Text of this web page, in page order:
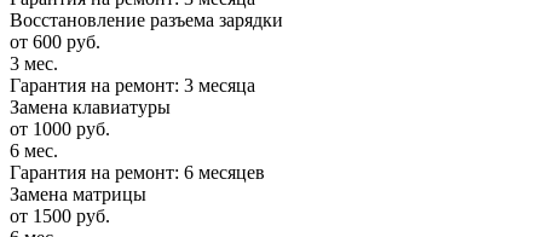
Восстановление разъема зарядки
от 600 руб.
3 мес.
Гарантия на ремонт: 3 месяца
Замена клавиатуры
от 1000 руб.
6 мес.
Гарантия на ремонт: 6 месяцев
Замена матрицы
от 1500 руб.